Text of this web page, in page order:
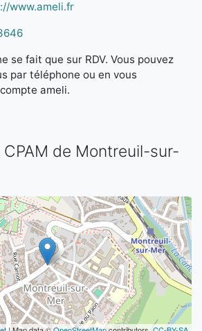
www.ameli.fr
se fait que sur RDV. Vous pouvez
par téléphone ou en vous
ameli.
CPAM de Montreuil-sur-